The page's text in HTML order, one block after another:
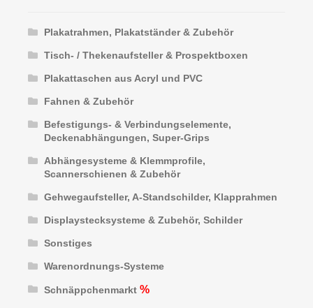
Plakatrahmen, Plakatständer & Zubehör
Tisch- / Thekenaufsteller & Prospektboxen
Plakattaschen aus Acryl und PVC
Fahnen & Zubehör
Befestigungs- & Verbindungselemente,
Deckenabhängungen, Super-Grips
Abhängesysteme & Klemmprofile,
Scannerschienen & Zubehör
Gehwegaufsteller, A-Standschilder, Klapprahmen
Displaystecksysteme & Zubehör, Schilder
Sonstiges
Warenordnungs-Systeme
Schnäppchenmarkt